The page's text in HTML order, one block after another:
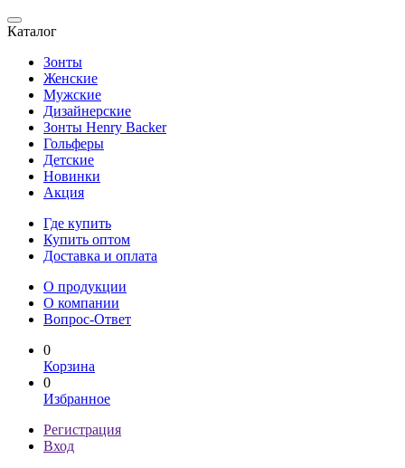
Каталог
Зонты
Женские
Мужские
Дизайнерские
Зонты Henry Backer
Гольферы
Детские
Новинки
Акция
Где купить
Купить оптом
Доставка и оплата
О продукции
О компании
Вопрос-Ответ
0
Корзина
0
Избранное
Регистрация
Вход